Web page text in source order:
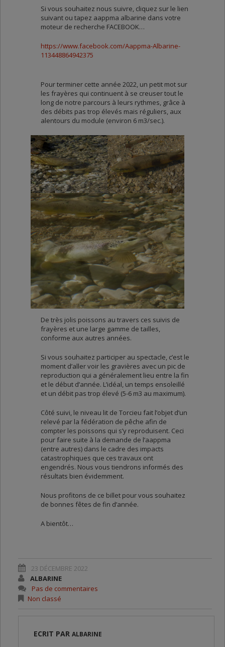
Si vous souhaitez nous suivre, cliquez sur le lien
suivant ou tapez aappma albarine dans votre
moteur de recherche FACEBOOK…
https://www.facebook.com/Aappma-Albarine-
113448864942375
Pour terminer cette année 2022, un petit mot sur
les frayères qui continuent à se creuser tout le
long de notre parcours à leurs rythmes, grâce à
des débits pas trop élevés mais réguliers, aux
alentours du module (environ 6 m3/sec.).
De très jolis poissons au travers ces suivis de
frayères et une large gamme de tailles,
conforme aux autres années.
Si vous souhaitez participer au spectacle, c’est le
moment d’aller voir les gravières avec un pic de
reproduction qui a généralement lieu entre la fin
et le début d’année. L’idéal, un temps ensoleillé
et un débit pas trop élevé (5-6 m3 au maximum).
Côté suivi, le niveau lit de Torcieu fait l’objet d’un
relevé par la fédération de pêche afin de
compter les poissons qui s’y reproduisent. Ceci
pour faire suite à la demande de l’aappma
(entre autres) dans le cadre des impacts
catastrophiques que ces travaux ont
engendrés. Nous vous tiendrons informés des
résultats bien évidemment.
Nous profitons de ce billet pour vous souhaitez
de bonnes fêtes de fin d’année.
A bientôt…
23 DÉCEMBRE 2022
ALBARINE
Pas de commentaires
Non classé
ECRIT PAR ALBARINE